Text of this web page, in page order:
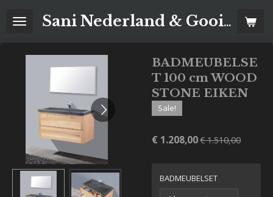
direct
hoofdinhoud
Sani Nederland & Goois Tegelhuis
BADMEUBELSE
T 100 cm WOOD
STONE EIKEN
Sale!
€ 1.208,00€ 1.510,00
BADMEUBELSET